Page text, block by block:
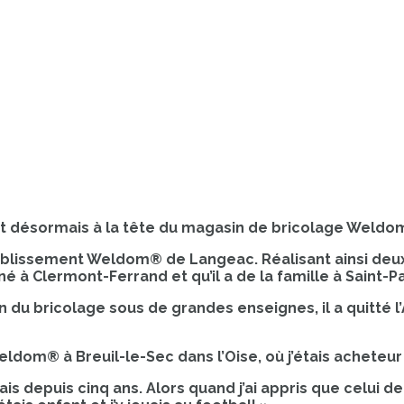
désormais à la tête du magasin de bricolage
Weldom® de Langeac. Réalisant ainsi
à Clermont-Ferrand et qu’il a de la famille à Saint-
bricolage sous de grandes enseignes, il a quitté
à Breuil-le-Sec dans l’Oise, où j’étais
depuis cinq ans. Alors quand j’ai appris que celui